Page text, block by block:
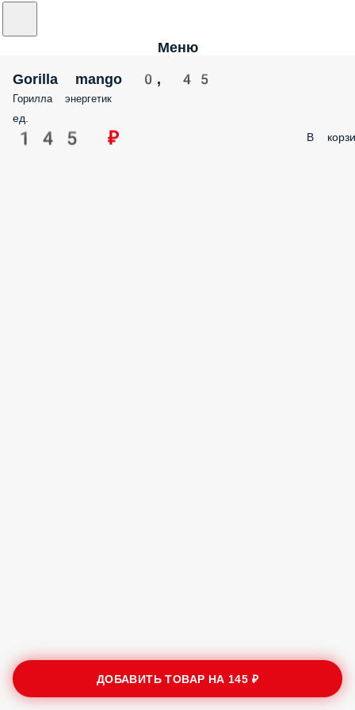
Меню
Gorilla mango 0, 45
Горилла энергетик
ед.
145 ₽ В
ДОБАВИТЬ ТОВАР НА 145 ₽